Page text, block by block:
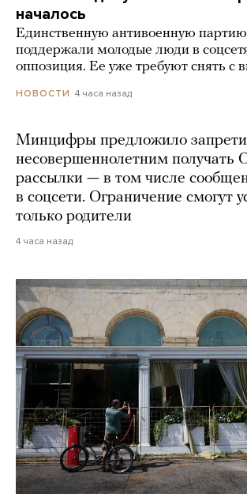
началось
Единственную антивоенную
поддержали молодые люди в
оппозиция. Ее уже требуют снять с
НОВОСТИ 4 часа назад
Минцифры предложило
несовершеннолетним
рассылки — в том числе
в соцсети. Ограничение смогут
только родители
4 часа назад